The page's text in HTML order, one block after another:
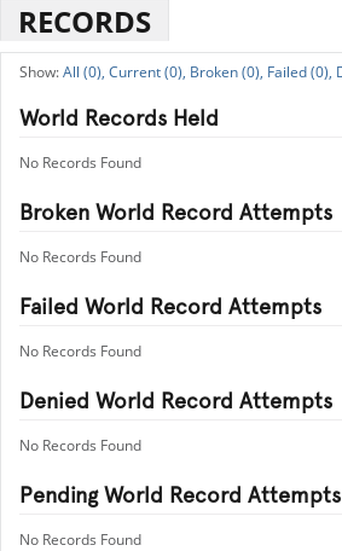
RECORDS
All (0), Current (0), Broken (0), Failed (0),
World Records Held
No Records Found
Broken World Record Attempts
No Records Found
Failed World Record Attempts
No Records Found
Denied World Record Attempts
No Records Found
Pending World Record Attempts
No Records Found